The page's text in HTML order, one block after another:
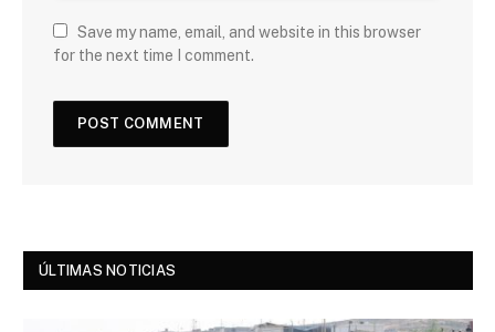
Save my name, email, and website in this browser
for the next time I comment.
ÚLTIMAS NOTICIAS